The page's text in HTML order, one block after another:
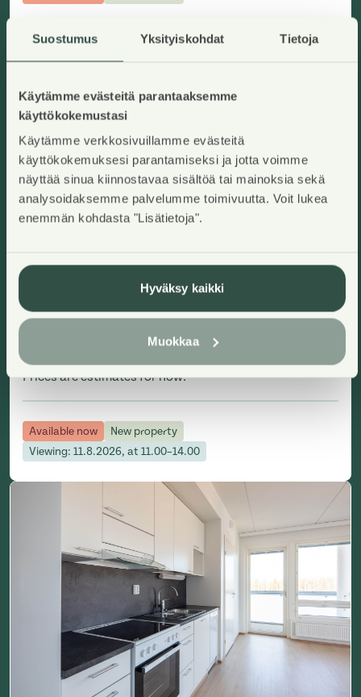
Suostumus Yksityiskohdat Tietoja
Käytämme evästeitä parantaaksemme
käyttökokemustasi
Käytämme verkkosivuillamme evästeitä
käyttökokemuksesi parantamiseksi ja jotta voimme
näyttää sinua kiinnostavaa sisältöä tai mainoksia sekä
analysoidaksemme palvelumme toimivuutta. Voit lukea
enemmän kohdasta "Lisätietoja".
Hyväksy kaikki
Muokkaa
82,5m2
Right-of-occupancy home
Apartment house
Residence charge/month:1200,49€
41815,98€
Construction year
Floor:6/7
Prices are estimates for now.
Available now
New property
Viewing: 11.8.2026, at 11.00–14.00